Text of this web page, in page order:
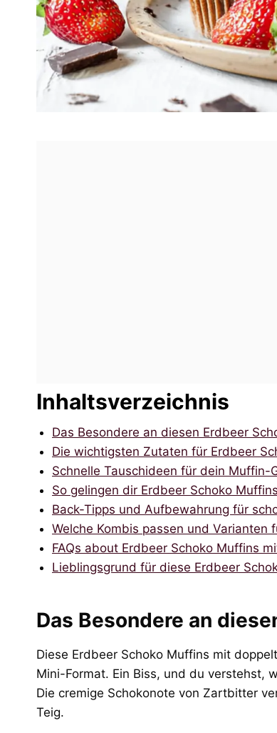
Inhaltsverzeichnis
Das Besondere an diesen Erdbeer
Die wichtigsten Zutaten für Erdbeer
Schnelle Tauschideen für dein Muffin-
So gelingen dir Erdbeer Schoko
Back-Tipps und Aufbewahrung für
Welche Kombis passen und Varianten
FAQs about Erdbeer Schoko Muffins
Lieblingsgrund für diese Erdbeer
Das Besondere an
Diese Erdbeer Schoko Muffins mit
Mini-Format. Ein Biss, und du verstehst,
Die cremige Schokonote von Zartbitter
Teig.